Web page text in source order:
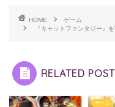
HOME
ゲーム
『キャットファンタジー』
RELATED POST
ゲーム